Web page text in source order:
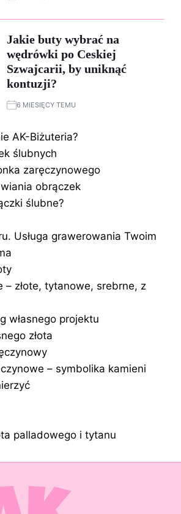
Jakie buty wybrać na
wędrówki po Ceskiej
Szwajcarii, by uniknąć
kontuzji?
6 MIESIĘCY TEMU
AK-Biżuteria?
ślubnych
zaręczynowego
obrączek
ślubne?
Usługa grawerowania Twoim
– złote, tytanowe, srebrne, z
własnego projektu
złota
– symbolika kamieni
palladowego i tytanu